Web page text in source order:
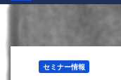
セミナー情報